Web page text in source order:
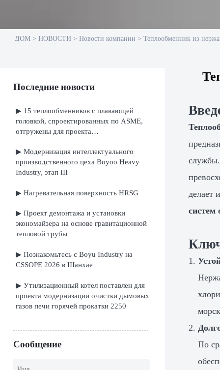
ДОМ > НОВОСТИ > Новости компании > Теплообменник из
Последние новости
▶ 15 теплообменников с плавающей
головкой, спроектированных по ASME,
отгружены для проекта
Ираке
▶ Модернизация интеллектуального
производственного цеха Boyoo Heavy
Industry, этап III
▶ Нагревательная поверхность HRSG
▶ Проект демонтажа и установки
экономайзера на основе гравитационной
тепловой трубы
▶ Познакомьтесь с Boyu Industry на
CSSOPE 2026 в Шанхае
▶ Утилизационный котел поставлен для
проекта модернизации очистки дымовых
газов печи горячей прокатки 2250
Сообщение
делает
систем
По